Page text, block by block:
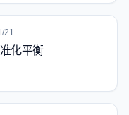
21
化平衡